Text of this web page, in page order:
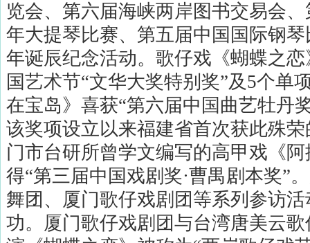
览会、第六届海峡两岸图书交易会
年大提琴比赛、第五届中国国际钢
年诞辰纪念活动。歌仔戏《蝴蝶之
国艺术节“文华大奖特别奖”及 5个单
在宝岛》喜获“第六届中国曲艺牡丹
该奖项设立以来福建省首次获此殊
门市台研所曾学文编写的高甲戏《
得“第三届中国戏剧奖·曹禺剧本奖”
舞团、厦门歌仔戏剧团等系列参访
功。厦门歌仔戏剧团与台湾唐美云